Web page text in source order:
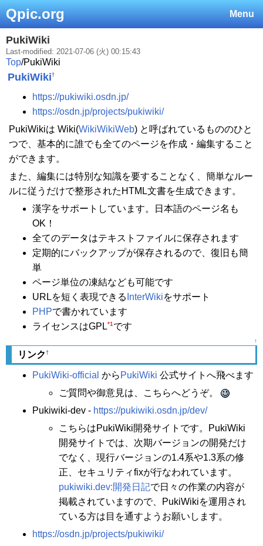
Menu
Qpic.org
PukiWiki
Last-modified: 2021-07-06 (火) 00:15:43
Top/PukiWiki
PukiWiki†
https://pukiwiki.osdn.jp/
https://osdn.jp/projects/pukiwiki/
PukiWikiは Wiki(WikiWikiWeb) と呼ばれているもののひと
つで、基本的に誰でも全てのページを作成・編集すること
ができます。
また、編集には特別な知識を要することなく、簡単なルー
ルに従うだけで整形されたHTML文書を生成できます。
漢字をサポートしています。日本語のページ名も
OK！
全てのデータはテキストファイルに保存されます
定期的にバックアップが保存されるので、復旧も簡
単
ページ単位の凍結なども可能です
URLを短く表現できる InterWikiをサポート
PHPで書かれています
ライセンスはGPL*1 です
↑
リンク †
PukiWiki-official から PukiWiki 公式サイトへ飛べます
ご質問や御意見は、こちらへどうぞ。
Pukiwiki-dev - https://pukiwiki.osdn.jp/dev/
こちらはPukiWiki開発サイトです。PukiWiki
開発サイトでは、次期バージョンの開発だけ
でなく、現行バージョンの1.4系や1.3系の修
正、セキュリティfixが行なわれています。
pukiwiki.dev:開発日記で日々の作業の内容が
掲載されていますので、PukiWikiを運用され
ている方は目を通すようお願いします。
https://osdn.jp/projects/pukiwiki/